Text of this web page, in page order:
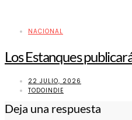
NACIONAL
Los Estanques
22 JULIO, 2026
TODOINDIE
Deja una respuesta